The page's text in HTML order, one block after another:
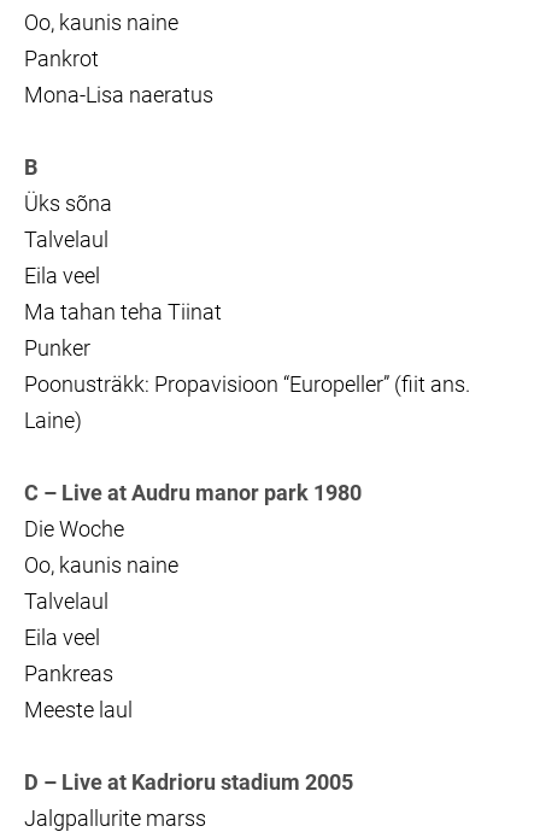
Oo, kaunis naine
Pankrot
Mona-Lisa naeratus
B
Üks sõna
Talvelaul
Eila veel
Ma tahan teha Tiinat
Punker
Poonusträkk: Propavisioon “Europeller” (fiit ans.
Laine)
C – Live at Audru manor park 1980
Die Woche
Oo, kaunis naine
Talvelaul
Eila veel
Pankreas
Meeste laul
D – Live at Kadrioru stadium 2005
Jalgpallurite marss